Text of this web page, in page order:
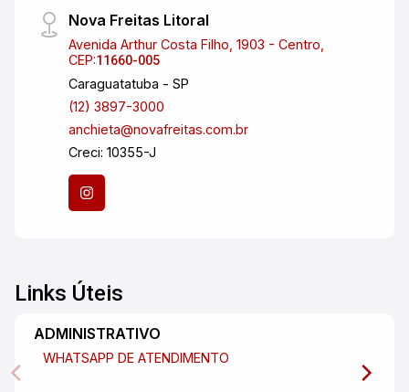
Nova Freitas Litoral
Avenida Arthur Costa Filho, 1903 - Centro,
CEP:11660-005
Caraguatatuba - SP
(12) 3897-3000
anchieta@novafreitas.com.br
Creci: 10355-J
Links Úteis
ADMINISTRATIVO
WHATSAPP DE ATENDIMENTO